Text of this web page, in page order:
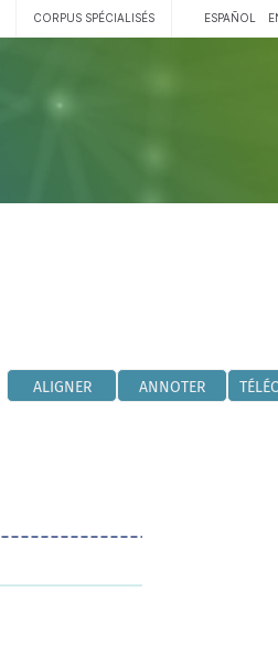
CORPUS SPÉCIALISÉS ESPAÑOL
ALIGNER ANNOTER